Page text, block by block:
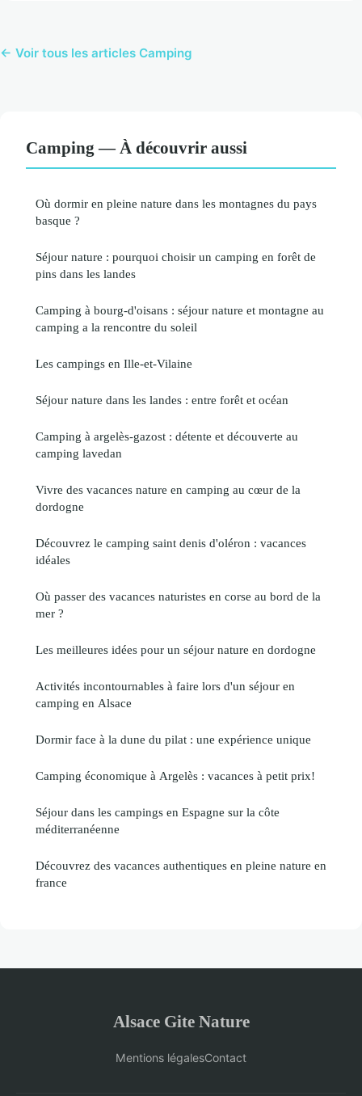
← Voir tous les articles Camping
Camping — À découvrir aussi
Où dormir en pleine nature dans les montagnes du pays
basque ?
Séjour nature : pourquoi choisir un camping en forêt de
pins dans les landes
Camping à bourg-d'oisans : séjour nature et montagne au
camping a la rencontre du soleil
Les campings en Ille-et-Vilaine
Séjour nature dans les landes : entre forêt et océan
Camping à argelès-gazost : détente et découverte au
camping lavedan
Vivre des vacances nature en camping au cœur de la
dordogne
Découvrez le camping saint denis d'oléron : vacances
idéales
Où passer des vacances naturistes en corse au bord de la
mer ?
Les meilleures idées pour un séjour nature en dordogne
Activités incontournables à faire lors d'un séjour en
camping en Alsace
Dormir face à la dune du pilat : une expérience unique
Camping économique à Argelès : vacances à petit prix!
Séjour dans les campings en Espagne sur la côte
méditerranéenne
Découvrez des vacances authentiques en pleine nature en
france
Alsace Gite Nature
Mentions légalesContact